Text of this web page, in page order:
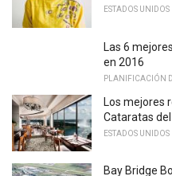
ESTADOS UNIDOS
Las 6
en 2016
PLANIFICACIÓN
Los mejores
Cataratas
ESTADOS UNIDOS
Bay Bridge